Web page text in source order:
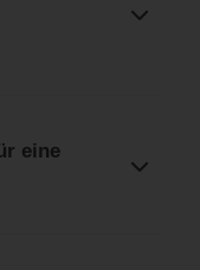
eine